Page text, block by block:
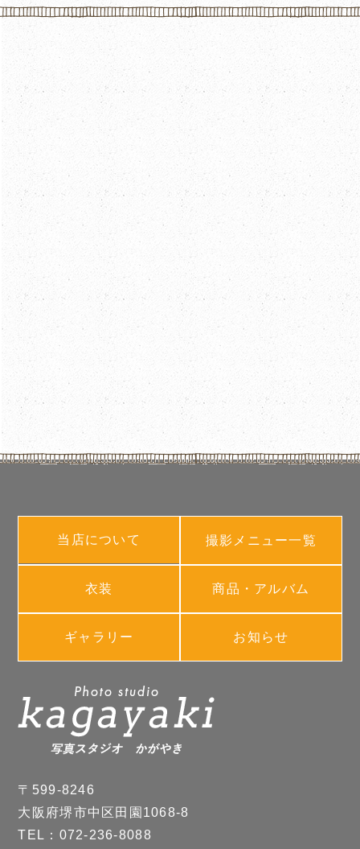
当店について 撮影メニュー一覧
衣装 商品・アルバム
ギャラリー お知らせ
〒599-8246
大阪府堺市中区田園1068-8
TEL：072-236-8088